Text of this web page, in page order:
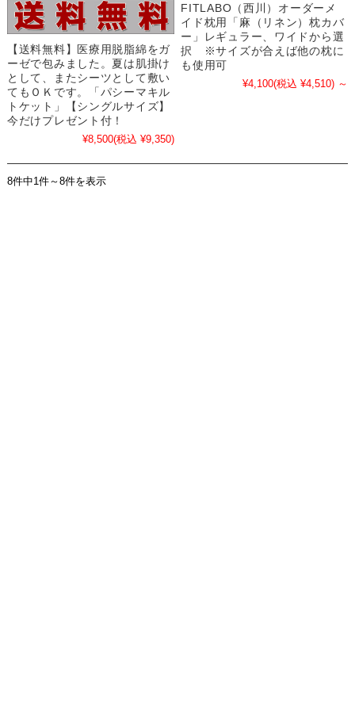
【送料無料】医療用脱脂綿をガ
ーゼで包みました。夏は肌掛け
として、またシーツとして敷い
てもＯＫです。「パシーマキル
トケット」【シングルサイズ】
今だけプレゼント付！
¥8,500(税込 ¥9,350)
FITLABO（西川）オーダーメ
イド枕用「麻（リネン）枕カバ
ー」レギュラー、ワイドから選
択 ※サイズが合えば他の枕に
も使用可
¥4,100(税込 ¥4,510) ～
8件中1件～8件を表示